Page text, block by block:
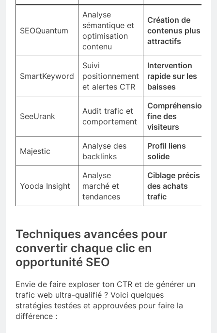
SEOQuantum
Analyse
sémantique et
optimisation
contenu
Création de
contenus plus
attractifs
SmartKeyword
Suivi
positionnement
et alertes CTR
Intervention
rapide sur les
baisses
SeeUrank
Audit trafic et
comportement
Compréhension
fine des
visiteurs
Majestic
Analyse des
backlinks
Profil liens
solide
Yooda Insight
Analyse
marché et
tendances
Ciblage précis
des achats
trafic
Techniques avancées pour
convertir chaque clic en
opportunité SEO
Envie de faire exploser ton CTR et de générer un
trafic web ultra-qualifié ? Voici quelques
stratégies testées et approuvées pour faire la
différence :